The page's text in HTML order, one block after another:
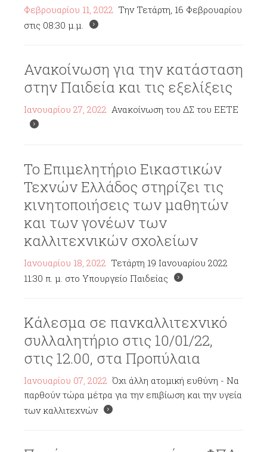
Φεβρουαρίου 11, 2022 Την Τετάρτη, 16 Φεβρουαρίου
στις 08:30 μ.μ.
Ανακοίνωση για την κατάσταση
στην Παιδεία και τις εξελίξεις
Ιανουαρίου 27, 2022 Ανακοίνωση του ΔΣ του ΕΕΤΕ
Το Επιμελητήριο Εικαστικών
Τεχνών Ελλάδος στηρίζει τις
κινητοποιήσεις των μαθητών
και των γονέων των
καλλιτεχνικών σχολείων
Ιανουαρίου 18, 2022 Τετάρτη 19 Ιανουαρίου 2022
11:30 π. μ. στο Υπουργείο Παιδείας
Κάλεσμα σε πανκαλλιτεχνικό
συλλαλητήριο στις 10/01/22,
στις 12.00, στα Προπύλαια
Ιανουαρίου 07, 2022 Όχι άλλη ατομική ευθύνη - Να
παρθούν τώρα μέτρα για την επιβίωση και την υγεία
των καλλιτεχνών